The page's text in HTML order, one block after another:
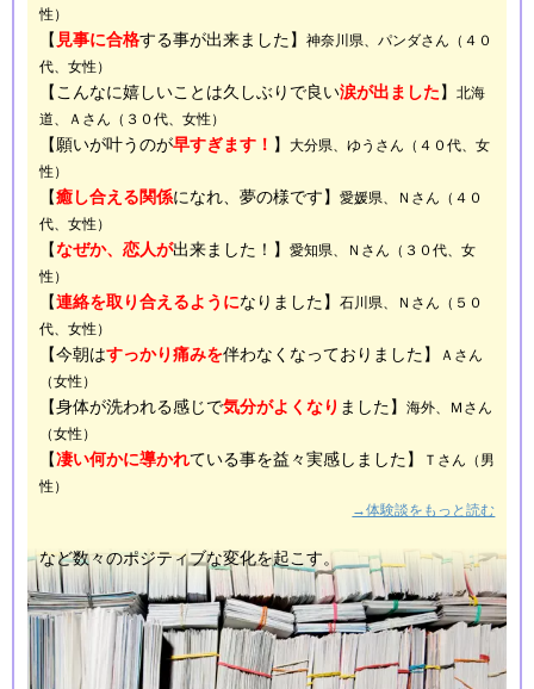
性）
【 見事に合格する事が出来ました】 神奈川県、パンダさん（４０
代、女性）
【こんなに嬉しいことは久しぶりで良い涙が出ました 】 北海
道、Ａさん（３０代、女性）
【願いが叶うのが早すぎます！ 】 大分県、ゆうさん（４０代、女
性）
【癒し合える関係になれ、夢の様です】 愛媛県、Ｎさん（４０
代、女性）
【なぜか、恋人が出来ました！】 愛知県、Ｎさん（３０代、女
性）
【連絡を取り合えるようになりました】 石川県、Ｎさん（５０
代、女性）
【今朝はすっかり痛みを伴わなくなっておりました】
Ａさん
（女性）
【身体が洗われる感じで気分がよくなり ました】 海外、Ｍさん
（女性）
【凄い何かに導かれている事を益々実感しました】
Ｔさん（男
性）
→体験談をもっと読む
など数々のポジティブな変化を起こす。